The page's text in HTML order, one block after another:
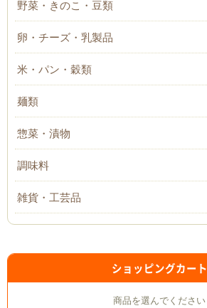
野菜・きのこ・豆類
卵・チーズ・乳製品
米・パン・穀類
麺類
惣菜・漬物
調味料
雑貨・工芸品
ショッピングカート
商品を選んでください